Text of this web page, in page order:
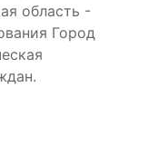
область -
Город